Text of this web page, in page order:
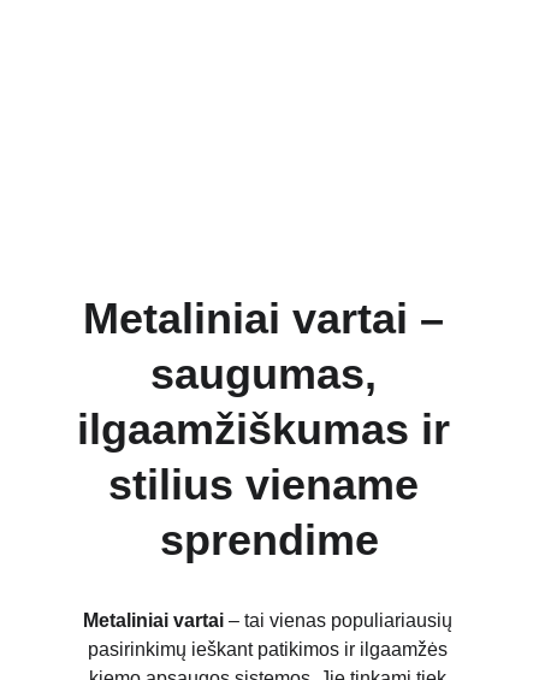
Metaliniai vartai –
saugumas,
ilgaamžiškumas ir
stilius viename
sprendime
Metaliniai vartai – tai vienas populiariausių
pasirinkimų ieškant patikimos ir ilgaamžės